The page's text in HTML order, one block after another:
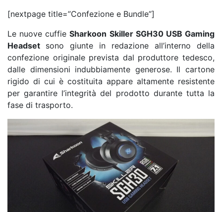
[nextpage title=”Confezione e Bundle”]
Le nuove cuffieSharkoon Skiller SGH30 USB Gaming
Headset sono giunte in redazione all’interno della
confezione originale prevista dal produttore tedesco,
dalle dimensioni indubbiamente generose. Il cartone
rigido di cui è costituita appare altamente resistente
per garantire l’integrità del prodotto durante tutta la
fase di trasporto.